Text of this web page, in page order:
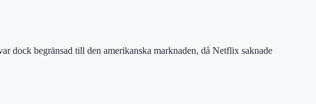
dock begränsad till den amerikanska marknaden, då Netflix saknade